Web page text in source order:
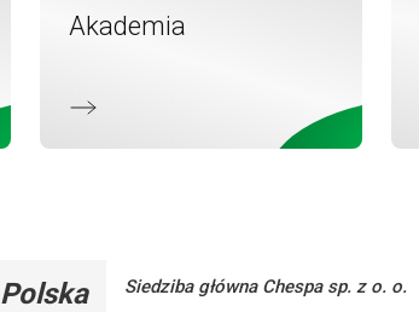
Akademia
Polska Siedziba główna Chespa sp. z o. o.